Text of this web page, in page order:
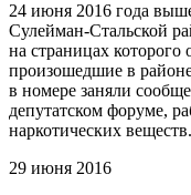
24 июня 2016 года
Сулейман-Стальской
на страницах
произошедшие в
в номере заняли
депутатском форуме,
наркотических веществ.
29 июня 2016